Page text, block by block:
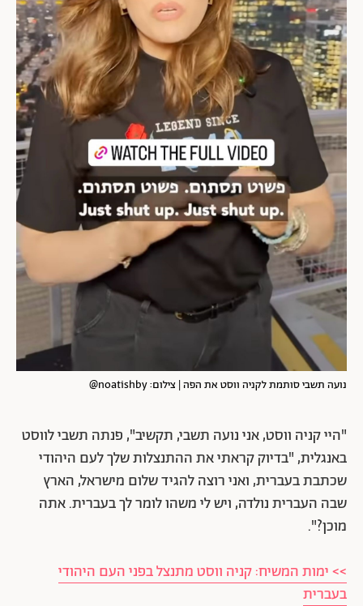
נועה תשבי סותמת לקניה ווסט את הפה | צילום: noatishby@
"היי קניה ווסט, אני נועה תשבי, תקשיב", פנתה תשבי לווסט
באנגלית, "בדיוק קראתי את ההתנצלות שלך לעם היהודי
שכתבת בעברית, ואני רוצה להגיד שלום מישראל, הארץ
שבה העברית נולדה, ויש לי משהו לומר לך בעברית. אתה
מוכן?".
>> ימות המשיח: קניה ווסט מתנצל בפני העם היהודי
בעברית